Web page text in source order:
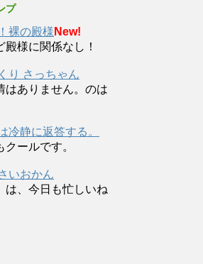
プ
裸の殿様 New!
様に関係なし！
り さっちゃん
はありません。のは
冷静に返答する。
ールです。
いおかん
は、今日も忙しいね